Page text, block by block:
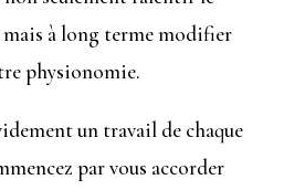
à long terme modifier
physionomie.
un travail de chaque
par vous accorder